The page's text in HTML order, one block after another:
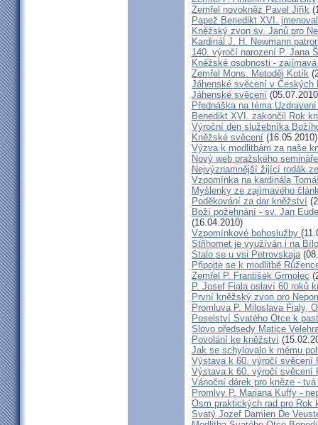
Zemřel novokněz Pavel Jiřík
Papež Benedikt XVI.
Kněžský zvon sv. Janů pro
Kardinál J. H. Newmann
140. výročí narození P. Jana
Kněžské osobnosti -
Zemřel Mons. Metoděj Kotík
Jáhenské svěcení v Českých
Jáhenské svěcení
Přednáška na téma
Benedikt XVI. zakončil Rok
Výroční den služebníka
Kněžské svěcení (16.05.2010)
Výzva k modlitbám za naše
Nový web pražského semináře
Nejvýznamnější žijící rodák
Vzpomínka na kardinála
Myšlenky ze zajímavého
Poděkování za dar kněžství
Boží požehnání - sv. Jan
(16.04.2010)
Vzpomínkové bohoslužby
Střihomet je využíván i na
Stalo se u vsi Petrovskaja
Připojte se k modlitbě
Zemřel P. František Grmolec
P. Josef Fiala oslaví 60 roků
První kněžský zvon pro
Promluva P. Miloslava Fialy,
Poselství Svatého Otce k
Slovo předsedy Matice
Povolání ke kněžství
Jak se schylovalo k mému
Výstava k 60. výročí svěcení
Výstava k 60. výročí svěcení
Vánoční dárek pro kněze - tvá
Promlvy P. Mariana Kuffy -
Osm praktických rad pro Rok
Svatý Jozef Damien De